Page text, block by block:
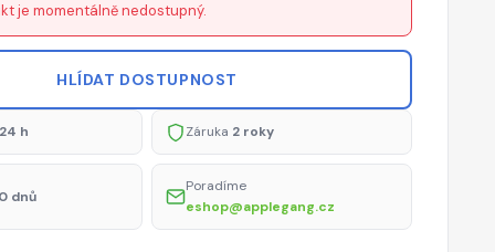
je momentálně nedostupný.
HLÍDAT DOSTUPNOST
h Záruka 2 roky
dnů
Poradíme
eshop@applegang.cz